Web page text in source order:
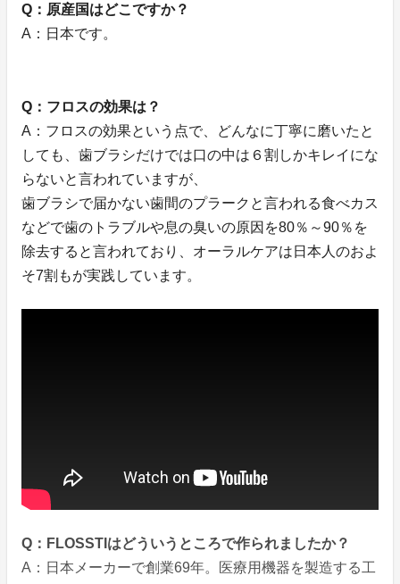
Q：原産国はどこですか？
A：日本です。
Q：フロスの効果は？
A：フロスの効果という点で、どんなに丁寧に磨いたと
しても、歯ブラシだけでは口の中は６割しかキレイにな
らないと言われていますが、
歯ブラシで届かない歯間のプラークと言われる食べカス
などで歯のトラブルや息の臭いの原因を80％～90％を
除去すると言われており、オーラルケアは日本人のおよ
そ7割もが実践しています。
Q：FLOSSTIはどういうところで作られましたか？
A：日本メーカーで創業69年。医療用機器を製造する工